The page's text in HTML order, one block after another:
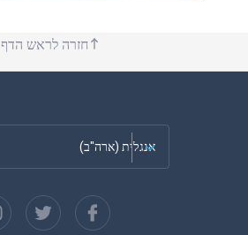
חזרה לראש הדף
אנגלית (ארה"ב)